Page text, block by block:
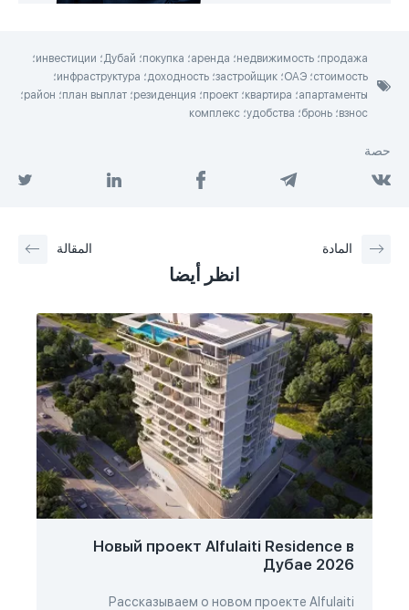
продажа؛ недвижимость؛ аренда؛ покупка؛ Дубай؛ инвестиции؛
стоимость؛ ОАЭ؛ застройщик؛ доходность؛ инфраструктура؛
апартаменты؛ квартира؛ проект؛ резиденция؛ план выплат؛ район؛
взнос؛ бронь؛ удобства؛ комплекс
حصة
المادة المقالة
انظر أيضا
Новый проект Alfulaiti Residence в
Дубае 2026
Рассказываем о новом проекте Alfulaiti